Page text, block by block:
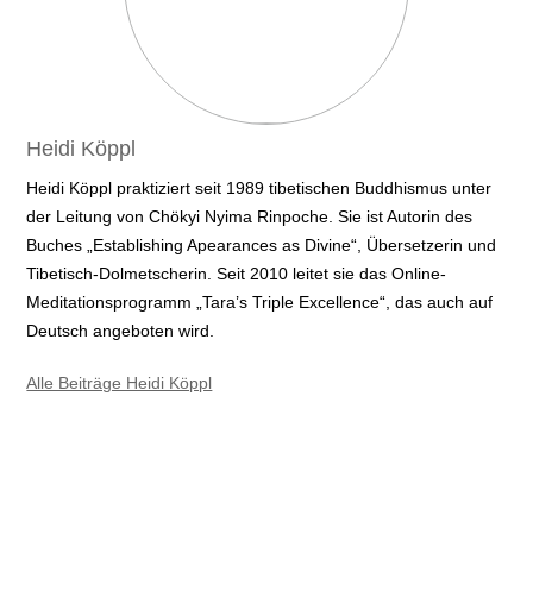
Heidi Köppl
Heidi Köppl praktiziert seit 1989 tibetischen Buddhismus unter
der Leitung von Chökyi Nyima Rinpoche. Sie ist Autorin des
Buches „Establishing Apearances as Divine“, Übersetzerin und
Tibetisch-Dolmetscherin. Seit 2010 leitet sie das Online-
Meditationsprogramm „Tara’s Triple Excellence“, das auch auf
Deutsch angeboten wird.
Alle Beiträge Heidi Köppl